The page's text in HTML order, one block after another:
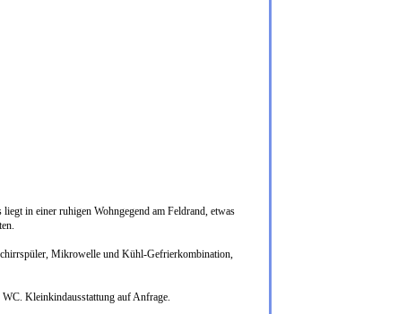
in einer ruhigen Wohngegend am Feldrand, etwas
Mikrowelle und Kühl-Gefrierkombination,
Kleinkindausstattung auf Anfrage.